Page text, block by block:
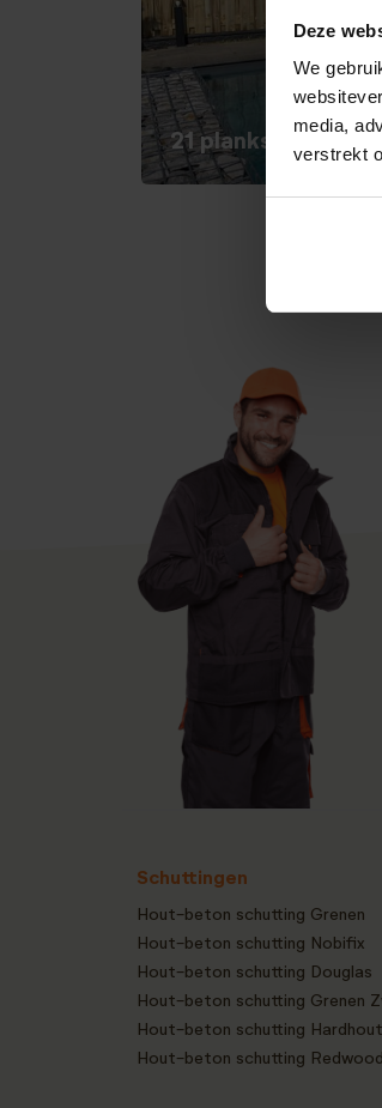
Deze
We
media,
verstrekt
21 planks Grenen
Schuttingen
Hout-beton schutting Grenen
Hout-beton schutting Nobifix
Hout-beton schutting Douglas
Hout-beton schutting Grenen
Hout-beton schutting Hardhout
Hout-beton schutting Redwood